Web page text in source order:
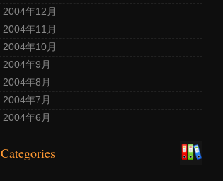
2004年12月
2004年11月
2004年10月
2004年9月
2004年8月
2004年7月
2004年6月
Categories